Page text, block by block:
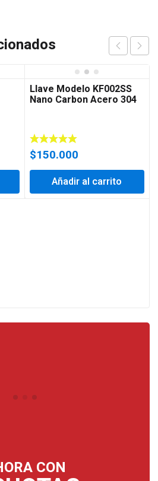
CON
Llave Modelo KF002SS
Nano Carbon Acero 304
$150.000
Añadir al carrito